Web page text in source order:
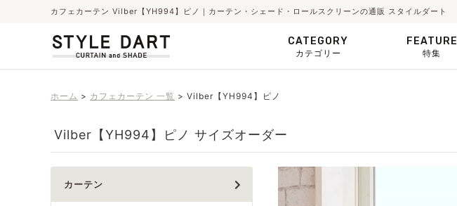
カフェカーテン Vilber【YH994】ピノ｜カーテン・シェード・ロールスクリーンの通販 スタイルダート
CATEGORY
カテゴリー
FEATURE
特集
ホーム カフェカーテン 一覧 Vilber【YH994】ピノ
Vilber【YH994】ピノ サイズオーダー
カーテン